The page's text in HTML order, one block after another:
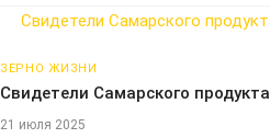
ЗЕРНО ЖИЗНИ
Свидетели Самарского продукта
21 июля 2025